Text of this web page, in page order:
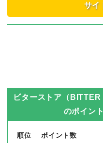
サイ
ビターストア（
のポイン
順位 ポイント数